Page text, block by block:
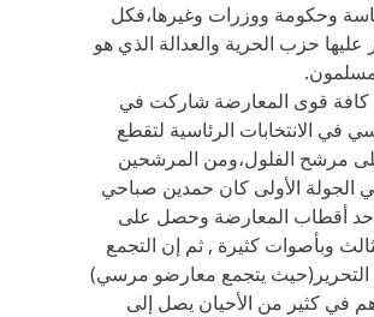
وحكومة ووزرات وغيرها،فكل
حزب الحرية والعدالة الذي هو
كافة قوى المعارضة شاركت في
في الانتخابات الرئاسية لتقطع
مرشح الفلول،ومن المرشحين
الجولة الأولى كان حمدين صباحي
أقطاب المعارضة وحصل على
وبأصوات كثيرة , ثم إن التجمع
يتجمع معارضو مرسي)
في كثير من الأحيان يصل إلى